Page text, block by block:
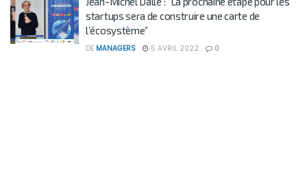
startups sera de construire une carte de
l’écosystème”
DE MANAGERS 5 AVRIL 2022 0